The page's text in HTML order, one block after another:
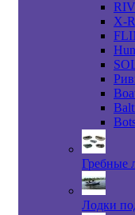
X-
Гребные
Лодки